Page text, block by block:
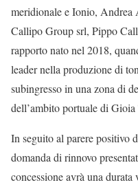
meridionale e Ionio, Andrea
Callipo Group srl, Pippo
rapporto nato nel 2018,
leader nella produzione di
subingresso in una zona di
dell’ambito portuale di Gioia
In seguito al parere positivo
domanda di rinnovo
concessione avrà una durata